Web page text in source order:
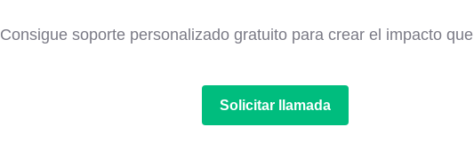
Consigue soporte personalizado gratuito para crear el impacto
Solicitar llamada